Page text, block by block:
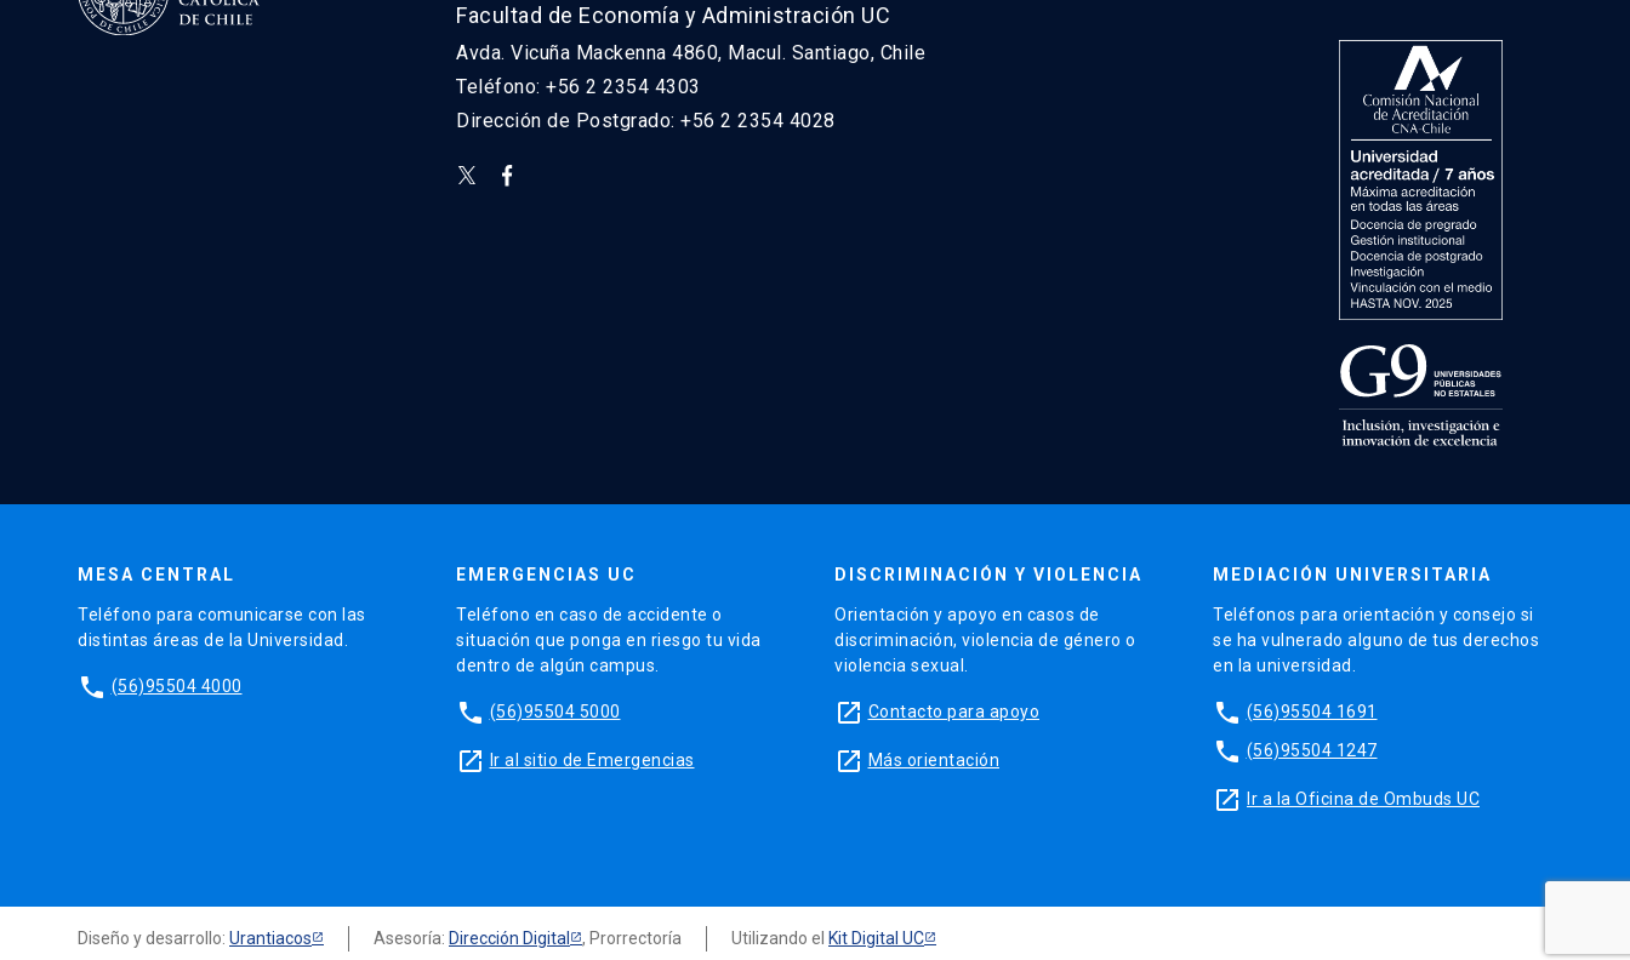
Facultad de Economía y Administración UC
Avda. Vicuña Mackenna 4860, Macul. Santiago, Chile
Teléfono: +56 2 2354 4303
Dirección de Postgrado: +56 2 2354 4028
MESA CENTRAL
Teléfono para comunicarse con las
distintas áreas de la Universidad.
phone (56)95504 4000
EMERGENCIAS UC
Teléfono en caso de accidente o
situación que ponga en riesgo tu vida
dentro de algún campus.
phone (56)95504 5000
launch Ir al sitio de Emergencias
DISCRIMINACIÓN Y VIOLENCIA
Orientación y apoyo en casos de
discriminación, violencia de género o
violencia sexual.
launch Contacto para apoyo
launch Más orientación
MEDIACIÓN UNIVERSITARIA
Teléfonos para orientación y consejo si
se ha vulnerado alguno de tus derechos
en la universidad.
phone (56)95504 1691
phone (56)95504 1247
launch Ir a la Oficina de Ombuds UC
Diseño y desarrollo: Urantiacos Asesoría: Dirección Digital , Prorrectoría Utilizando el Kit Digital UC